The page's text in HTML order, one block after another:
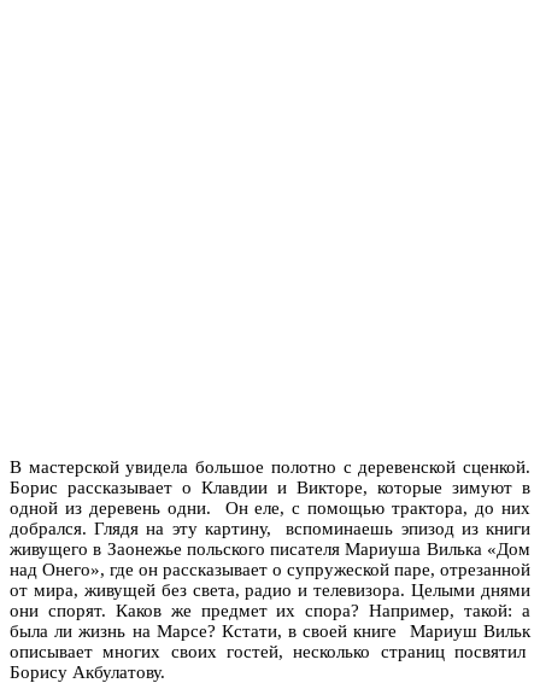
В мастерской увидела большое полотно с деревенской сценкой.
Борис рассказывает о Клавдии и Викторе, которые зимуют в
одной из деревень одни. Он еле, с помощью трактора, до них
добрался. Глядя на эту картину, вспоминаешь эпизод из книги
живущего в Заонежье польского писателя Мариуша Вилька «Дом
над Онего», где он рассказывает о супружеской паре, отрезанной
от мира, живущей без света, радио и телевизора. Целыми днями
они спорят. Каков же предмет их спора? Например, такой: а
была ли жизнь на Марсе? Кстати, в своей книге Мариуш Вильк
описывает многих своих гостей, несколько страниц посвятил
Борису Акбулатову.